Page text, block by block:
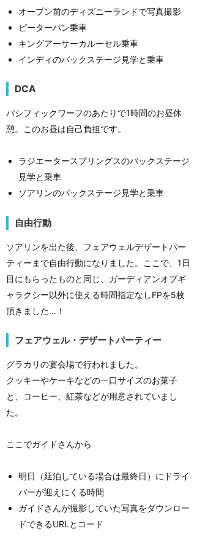
オープン前のディズニーランドで写真撮影
ピーターパン乗車
キングアーサーカルーセル乗車
インディのバックステージ見学と乗車
DCA
パシフィックワーフのあたりで1時間のお昼休
憩。このお昼は自己負担です。
ラジエータースプリングスのバックステージ
見学と乗車
ソアリンのバックステージ見学と乗車
自由行動
ソアリンを出た後、フェアウェルデザートパー
ティーまで自由行動になりました。ここで、1日
目にもらったものと同じ、ガーディアンオブギ
ャラクシー以外に使える時間指定なしFPを5枚
頂きました…！
フェアウェル・デザートパーティー
グラカリの宴会場で行われました。
クッキーやケーキなどの一口サイズのお菓子
と、コーヒー、紅茶などが用意されていまし
た。
ここでガイドさんから
明日（延泊している場合は最終日）にドライ
バーが迎えにくる時間
ガイドさんが撮影していた写真をダウンロー
ドできるURLとコード